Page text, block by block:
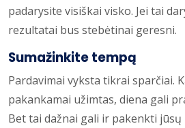
padarysite visiškai visko. Jei tai
rezultatai bus stebėtinai geresni.
Sumažinkite tempą
Pardavimai vyksta tikrai sparčiai.
pakankamai užimtas, diena gali
Bet tai dažnai gali ir pakenkti